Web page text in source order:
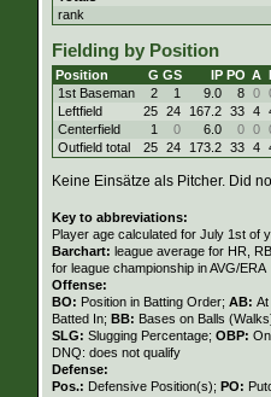
rank
Fielding by Position
Position G GS IP PO A
1st Baseman
2 1 9.0 8 0
Leftfield
25 24 167.2 33 4
Centerfield
1 0 6.0 0 0
Outfield total
25 24 173.2 33 4
Keine Einsätze als Pitcher. Did
Key to abbreviations:
Player age calculated for July 1st of
Barchart: league average for HR,
for league championship in AVG/ERA
Offense:
BO: Position in Batting Order; AB:
Batted In; BB: Bases on Balls
SLG: Slugging Percentage; OBP:
DNQ: does not qualify
Defense:
Pos.: Defensive Position(s); PO: